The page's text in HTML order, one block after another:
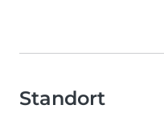
Standort